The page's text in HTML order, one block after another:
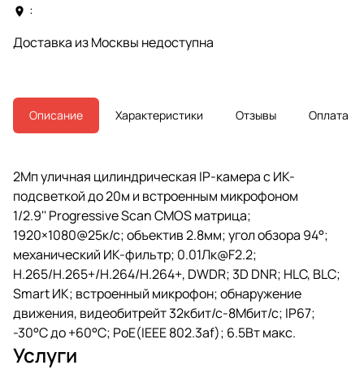
:
Доставка из Москвы недоступна
Описание Характеристики Отзывы Оплата
2Мп уличная цилиндрическая IP-камера с ИК-
подсветкой до 20м и встроенным микрофоном
1/2.9'' Progressive Scan CMOS матрица;
1920×1080@25к/с; объектив 2.8мм; угол обзора 94°;
механический ИК-фильтр; 0.01Лк@F2.2;
H.265/H.265+/H.264/H.264+, DWDR; 3D DNR; HLC, BLC;
Smart ИК; встроенный микрофон; обнаружение
движения, видеобитрейт 32кбит/с-8Мбит/с; IP67;
-30°C до +60°C; PoE(IEEE 802.3af); 6.5Вт макс.
Услуги